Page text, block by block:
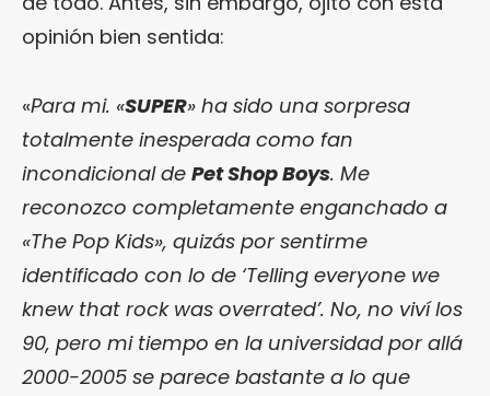
opinión bien sentida:
«Para mi. «SUPER» ha sido una sorpresa
totalmente inesperada como fan
incondicional de Pet Shop Boys. Me
reconozco completamente enganchado a
«The Pop Kids», quizás por sentirme
identificado con lo de ‘Telling everyone we
knew that rock was overrated’. No, no viví los
90, pero mi tiempo en la universidad por allá
2000-2005 se parece bastante a lo que